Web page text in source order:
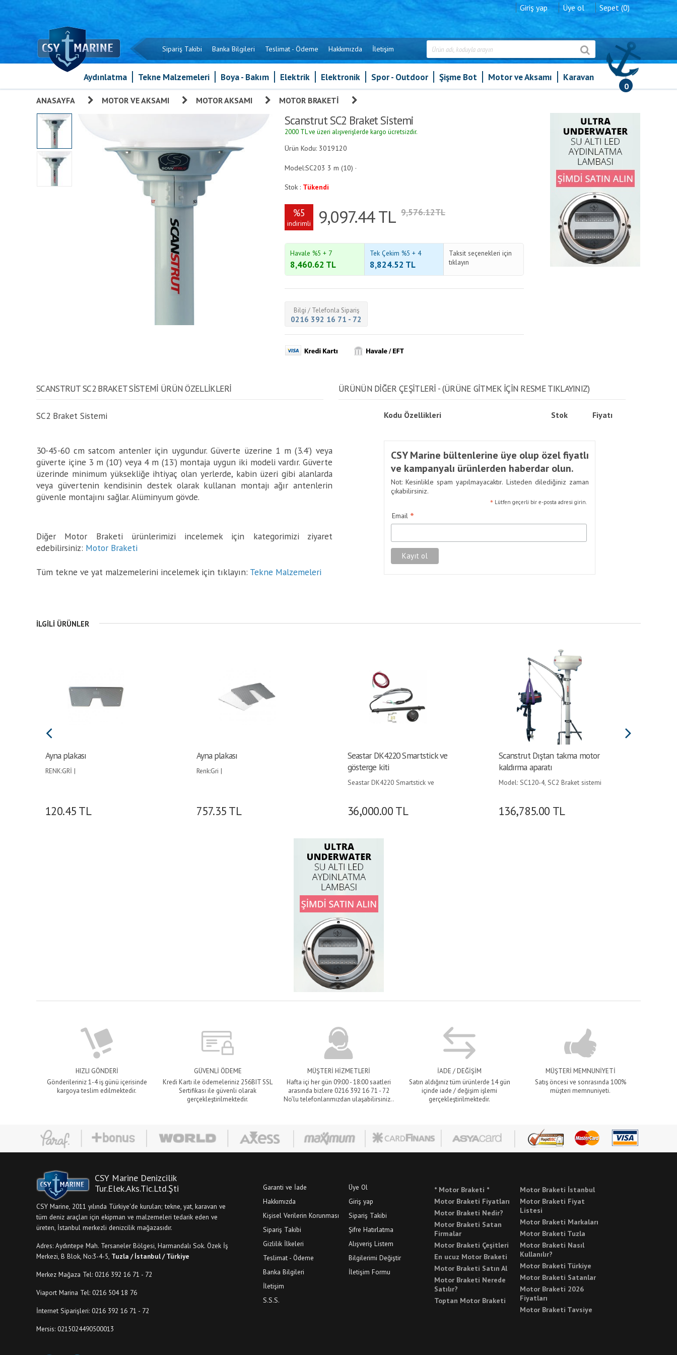
Giriş yap Üye ol Sepet (0)
Sipariş Takibi Banka Bilgileri Teslimat - Ödeme Hakkımızda İletişim
0
Aydınlatma Tekne Malzemeleri Boya - Bakım Elektrik Elektronik Spor - Outdoor Şişme Bot Motor ve Aksamı Karavan
ANASAYFA MOTOR VE AKSAMI MOTOR AKSAMI MOTOR BRAKETI
Scanstrut SC2 Braket Sistemi
2000 TL ve üzeri alışverişlerde kargo ücretsizdir.
Ürün Kodu: 3019120
Model:SC203 3 m (10) ·
Stok : Tükendi
%5
indirimli 9,097.44TL 9,576.12TL
Havale %5 + 7
8,460.62 TL
Tek Çekim %5 + 4
8,824.52 TL
Taksit seçenekleri için
tıklayın
Bilgi / Telefonla Sipariş
0216 392 16 71 - 72
SCANSTRUT SC2 BRAKET SISTEMI ÜRÜN ÖZELLİKLERİ
SC2 Braket Sistemi
30-45-60 cm satcom antenler için uygundur. Güverte üzerine 1 m (3.4’) veya
güverte içine 3 m (10’) veya 4 m (13’) montaja uygun iki modeli vardır. Güverte
üzerinde minimum yüksekliğe ihtiyaç olan yerlerde, kabin üzeri gibi alanlarda
veya güvertenin kendisinin destek olarak kullanan montajı ağır antenlerin
güvenle montajını sağlar. Alüminyum gövde.
Diğer Motor Braketi ürünlerimizi incelemek için kategorimizi ziyaret
edebilirsiniz: Motor Braketi
Tüm tekne ve yat malzemelerini incelemek için tıklayın: Tekne Malzemeleri
ÜRÜNÜN DİĞER ÇEŞİTLERİ - (ÜRÜNE GITMEK IÇIN RESME TIKLAYINIZ)
Kodu Özellikleri Stok Fiyatı
CSY Marine bültenlerine üye olup özel fiyatlı
ve kampanyalı ürünlerden haberdar olun.
Not: Kesinlikle spam yapılmayacaktır. Listeden dilediğiniz zaman
çıkabilirsiniz.
* Lütfen geçerli bir e-posta adresi girin.
Email *
İLGILI ÜRÜNLER
Ayna plakası
RENK:GRİ |
120.45 TL
Ayna plakası
Renk:Gri |
757.35 TL
Seastar DK4220 Smartstick ve
gösterge kiti
Seastar DK4220 Smartstick ve
SmartStick, daha iyi sensör
doğruluğu için temassız
piezoelektrik manyetostriktif
doğrusal algılama teknolojisini
kullanır.
36,000.00 TL
Scanstrut Dıştan takma motor
kaldırma aparatı
Model: SC120-4, SC2 Braket sistemi
136,785.00 TL
HIZLI GÖNDERİ
Gönderileriniz 1-4 iş günü içerisinde
kargoya teslim edilmektedir.
GÜVENLİ ÖDEME
Kredi Kartı ile ödemeleriniz 256BIT SSL
Sertifikası ile güvenli olarak
gerçekleştirilmektedir.
MÜŞTERİ HİZMETLERİ
Hafta içi her gün 09:00 - 18:00 saatleri
arasında bizlere 0216 392 16 71 - 72
No’lu telefonlarımızdan ulaşabilirsiniz..
İADE / DEĞİŞİM
Satın aldığınız tüm ürünlerde 14 gün
içinde iade / değişim işlemi
gerçekleştirilmektedir.
MÜŞTERİ MEMNUNİYETİ
Satış öncesi ve sonrasında 100%
müşteri memnuniyeti.
CSY Marine Denizcilik
Tur.Elek.Aks.Tic.Ltd.Şti
CSY Marine, 2011 yılında Türkiye'de kurulan; tekne, yat, karavan ve
tüm deniz araçları için ekipman ve malzemeleri tedarik eden ve
üreten, İstanbul merkezli denizcilik mağazasıdır.
Adres: Aydıntepe Mah. Tersaneler Bölgesi, Harmandalı Sok. Özek İş
Merkezi, B Blok, No:3-4-5, Tuzla / İstanbul / Türkiye
Merkez Mağaza Tel: 0216 392 16 71 - 72
Viaport Marina Tel: 0216 504 18 76
İnternet Siparişleri: 0216 392 16 71 - 72
Mersis: 0215024490500013
Garanti ve İade
Hakkımızda
Kişisel Verilerin Korunması
Sipariş Takibi
Gizlilik İlkeleri
Teslimat - Ödeme
Banka Bilgileri
İletişim
S.S.S.
Üye Ol
Giriş yap
Sipariş Takibi
Şifre Hatırlatma
Alışveriş Listem
Bilgilerimi Değiştir
İletişim Formu
* Motor Braketi *
Motor Braketi Fiyatları
Motor Braketi Nedir?
Motor Braketi Satan
Firmalar
Motor Braketi Çeşitleri
En ucuz Motor Braketi
Motor Braketi Satın Al
Motor Braketi Nerede
Satılır?
Toptan Motor Braketi
Motor Braketi İstanbul
Motor Braketi Fiyat
Listesi
Motor Braketi Markaları
Motor Braketi Tuzla
Motor Braketi Nasıl
Kullanılır?
Motor Braketi Türkiye
Motor Braketi Satanlar
Motor Braketi 2026
Fiyatları
Motor Braketi Tavsiye